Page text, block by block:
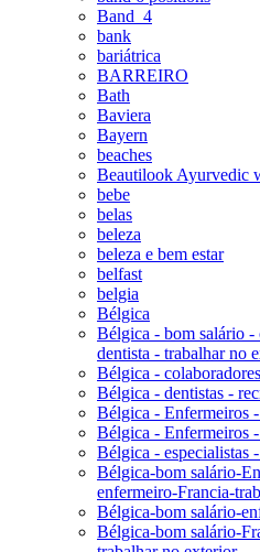
Band_4
bank
bariátrica
BARREIRO
Bath
Baviera
Bayern
beaches
Beautilook Ayurvedic
bebe
belas
beleza
beleza e bem estar
belfast
belgia
Bélgica
Bélgica - bom salário
dentista - trabalhar no
Bélgica -
Bélgica - dentistas -
Bélgica - Enfermeiros
Bélgica - Enfermeiros
Bélgica - especialistas
Bélgica-bom salário-
enfermeiro-Francia-
Bélgica-bom salário-
Bélgica-bom salário-